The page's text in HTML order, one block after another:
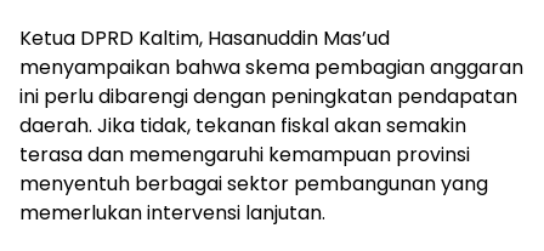
Ketua DPRD Kaltim, Hasanuddin Mas’ud
menyampaikan bahwa skema pembagian anggaran
ini perlu dibarengi dengan peningkatan pendapatan
daerah. Jika tidak, tekanan fiskal akan semakin
terasa dan memengaruhi kemampuan provinsi
menyentuh berbagai sektor pembangunan yang
memerlukan intervensi lanjutan.